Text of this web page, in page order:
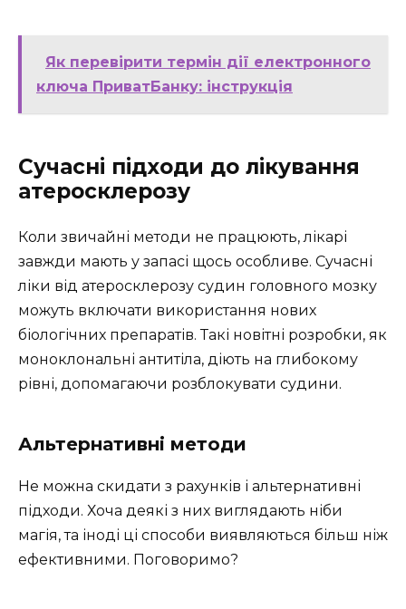
Як перевірити термін дії електронного
ключа ПриватБанку: інструкція
Сучасні підходи до лікування
атеросклерозу
Коли звичайні методи не працюють, лікарі
завжди мають у запасі щось особливе. Сучасні
ліки від атеросклерозу судин головного мозку
можуть включати використання нових
біологічних препаратів. Такі новітні розробки, як
моноклональні антитіла, діють на глибокому
рівні, допомагаючи розблокувати судини.
Альтернативні методи
Не можна скидати з рахунків і альтернативні
підходи. Хоча деякі з них виглядають ніби
магія, та іноді ці способи виявляються більш ніж
ефективними. Поговоримо?